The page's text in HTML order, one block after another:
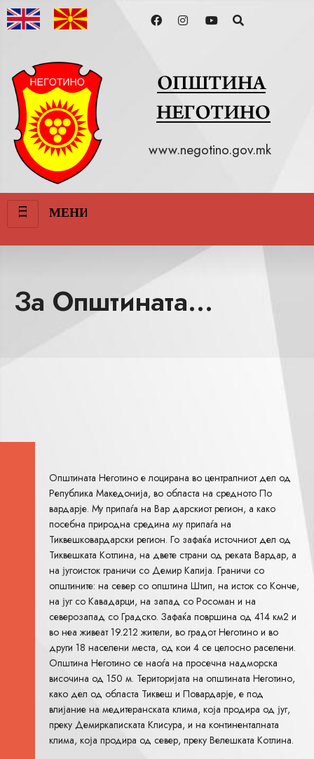
www.negotino.gov.mk
МЕНИ
III
За Општината...
Општината Неготино е лоцирана во централниот дел од
Република Македонија, во областа на средното По
вардарје. Му припаѓа на Вар дарскиот регион, а како
посебна природна средина му припаѓа на
Тиквешковардарски регион. Го зафаќа источниот дел од
Тиквешката Котлина, на двете страни од реката Вардар, а
на југоисток граничи со Демир Капија. Граничи со
општините: на север со општина Штип, на исток со Конче,
на југ со Кавадарци, на запад со Росоман и на
северозапад со Градско. Зафаќа површина од 414 км2 и
во неа живеат 19.212 жители, во градот Неготино и во
други 18 населени места, од кои 4 се целосно раселени.
Општина Неготино се наоѓа на просечна надморска
височина од 150 м. Територијата на општината Неготино,
како дел од областа Тиквеш и Повардарје, е под
влијание на медитеранската клима, која продира од југ,
преку Демиркаписката Клисура, и на континенталната
клима, која продира од север, преку Велешката Котлина.